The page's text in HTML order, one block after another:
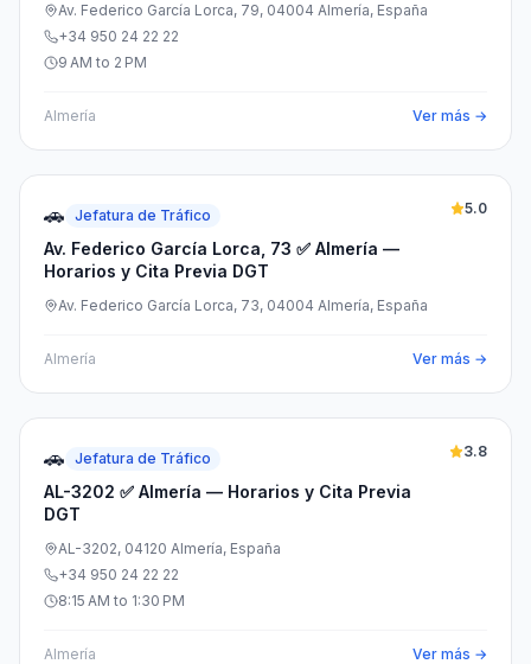
Av. Federico García Lorca, 79, 04004 Almería, España
+34 950 24 22 22
9 AM to 2 PM
Almería Ver más →
🚗 Jefatura de Tráfico
Av. Federico García Lorca, 73 ✅ Almería —
Horarios y Cita Previa DGT
5.0
Av. Federico García Lorca, 73, 04004 Almería, España
Almería Ver más →
🚗 Jefatura de Tráfico
AL-3202 ✅ Almería — Horarios y Cita Previa
DGT
3.8
AL-3202, 04120 Almería, España
+34 950 24 22 22
8:15 AM to 1:30 PM
Almería Ver más →